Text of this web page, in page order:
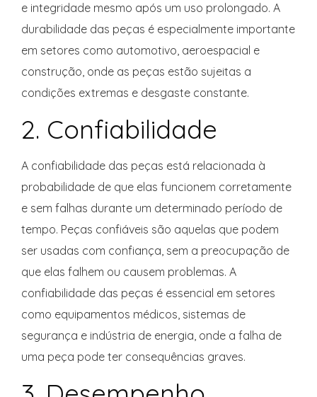
e integridade mesmo após um uso prolongado. A
durabilidade das peças é especialmente importante
em setores como automotivo, aeroespacial e
construção, onde as peças estão sujeitas a
condições extremas e desgaste constante.
2. Confiabilidade
A confiabilidade das peças está relacionada à
probabilidade de que elas funcionem corretamente
e sem falhas durante um determinado período de
tempo. Peças confiáveis são aquelas que podem
ser usadas com confiança, sem a preocupação de
que elas falhem ou causem problemas. A
confiabilidade das peças é essencial em setores
como equipamentos médicos, sistemas de
segurança e indústria de energia, onde a falha de
uma peça pode ter consequências graves.